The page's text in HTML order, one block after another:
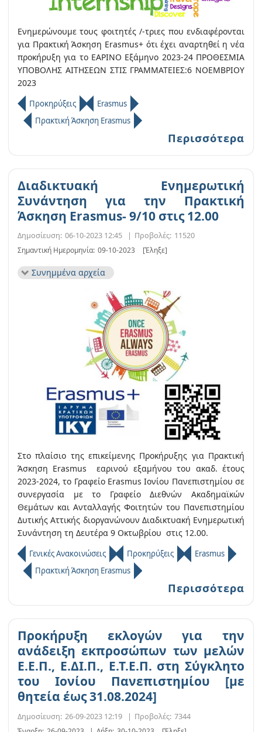
Ενημερώνουμε τους φοιτητές /-τριες που ενδιαφέρονται
για Πρακτική Άσκηση Erasmus+ ότι έχει αναρτηθεί η νέα
προκήρυξη για το ΕΑΡΙΝΟ Εξάμηνο 2023-24 ΠΡΟΘΕΣΜΙΑ
ΥΠΟΒΟΛΗΣ ΑΙΤΗΣΕΩΝ ΣΤΙΣ ΓΡΑΜΜΑΤΕΙΕΣ:6 ΝΟΕΜΒΡΙΟΥ
2023
Προκηρύξεις
Erasmus
Πρακτική Άσκηση Erasmus
Περισσότερα
Διαδικτυακή Ενημερωτική
Συνάντηση για την Πρακτική
Άσκηση Erasmus- 9/10 στις 12.00
Δημοσίευση: 06-10-2023 12:45 | Προβολές: 11520
Σημαντική Ημερομηνία: 09-10-2023 [Έληξε]
Συνημμένα αρχεία
Στο πλαίσιο της επικείμενης Προκήρυξης για Πρακτική
Άσκηση Erasmus εαρινού εξαμήνου του ακαδ. έτους
2023-2024, το Γραφείο Erasmus Ioνίου Πανεπιστημίου σε
συνεργασία με το Γραφείο Διεθνών Ακαδημαϊκών
Θεμάτων και Ανταλλαγής Φοιτητών του Πανεπιστημίου
Δυτικής Αττικής διοργανώνουν Διαδικτυακή Ενημερωτική
Συνάντηση τη Δευτέρα 9 Οκτωβρίου στις 12.00.
Γενικές Ανακοινώσεις Προκηρύξεις
Erasmus
Πρακτική Άσκηση Erasmus
Περισσότερα
Προκήρυξη εκλογών για την
ανάδειξη εκπροσώπων των μελών
Ε.Ε.Π., Ε.ΔΙ.Π., Ε.Τ.Ε.Π. στη Σύγκλητο
του Ιονίου Πανεπιστημίου [με
θητεία έως 31.08.2024]
Δημοσίευση: 26-09-2023 12:19 | Προβολές: 7344